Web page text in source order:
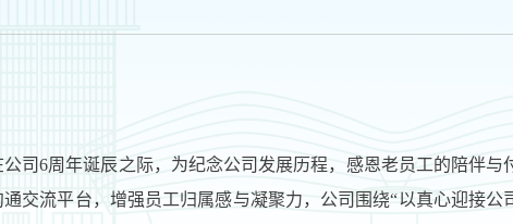
司6周年诞辰之际，为纪念公司发展历程，感恩老员工的陪伴与
交流平台，增强员工归属感与凝聚力，公司围绕“以真心迎接公